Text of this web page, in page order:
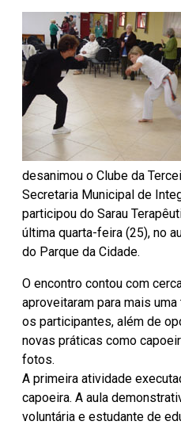
desanimou o Clube da
Secretaria Municipal de
participou do Sarau
última quarta-feira (25), no
do Parque da Cidade.
O encontro contou com
aproveitaram para mais
os participantes, além de
novas práticas como
fotos.
A primeira atividade
capoeira. A aula
voluntária e estudante de